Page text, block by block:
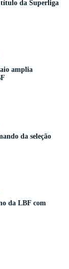
da Superliga
amplia
da seleção
da LBF com